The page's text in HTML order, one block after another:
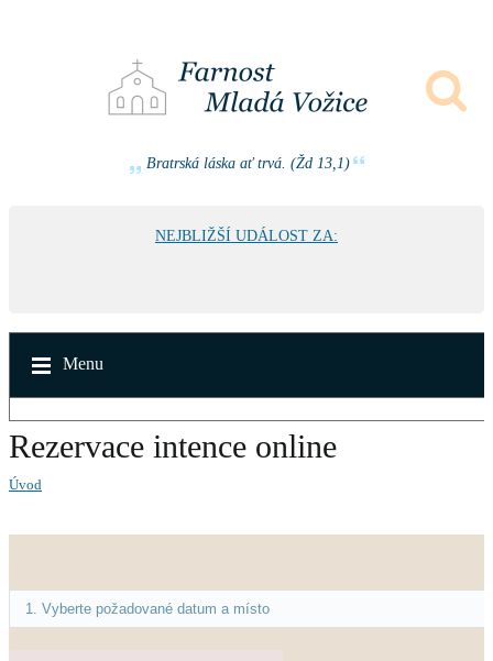
Bratrská láska ať trvá. (Žd 13,1)
NEJBLIŽŠÍ UDÁLOST ZA:
Menu
Rezervace intence online
Úvod